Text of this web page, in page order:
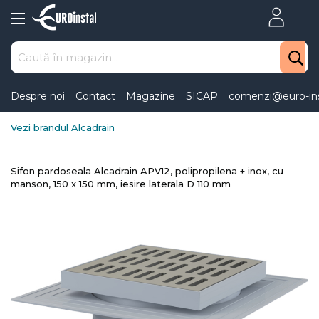
to
Content
Despre noi Contact Magazine SICAP comenzi@euro-
Vezi brandul Alcadrain
Sifon pardoseala Alcadrain APV12, polipropilena + inox, cu
manson, 150 x 150 mm, iesire laterala D 110 mm
the